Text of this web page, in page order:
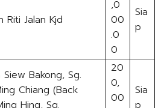
Riti Jalan Kjd
,0
00
.0
0
Sia
p
Siew Bakong, Sg.
Chiang (Back
20
0,
00
Sia